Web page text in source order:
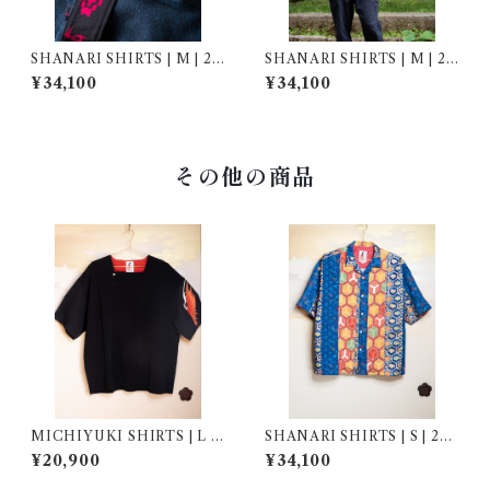
SHANARI SHIRTS | M | 26
2034
¥34,100
SHANARI SHIRTS | M | 26
1036
¥34,100
その他の商品
MICHIYUKI SHIRTS | L |
267008
¥20,900
SHANARI SHIRTS | S | 263
053
¥34,100